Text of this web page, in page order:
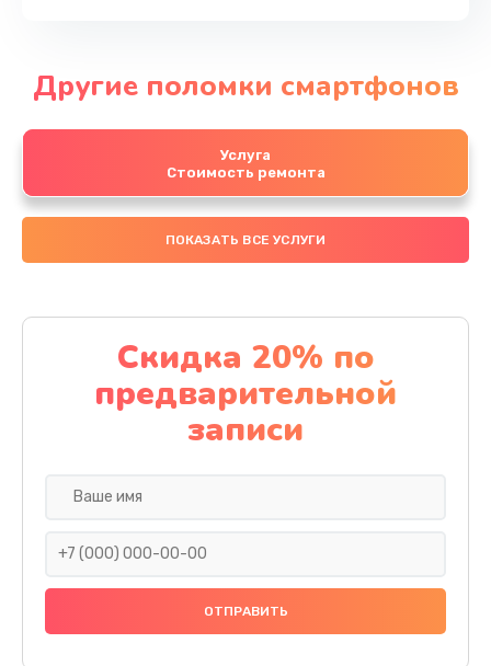
Другие поломки смартфонов
Услуга
Стоимость ремонта
ПОКАЗАТЬ ВСЕ УСЛУГИ
Скидка 20% по
предварительной
записи